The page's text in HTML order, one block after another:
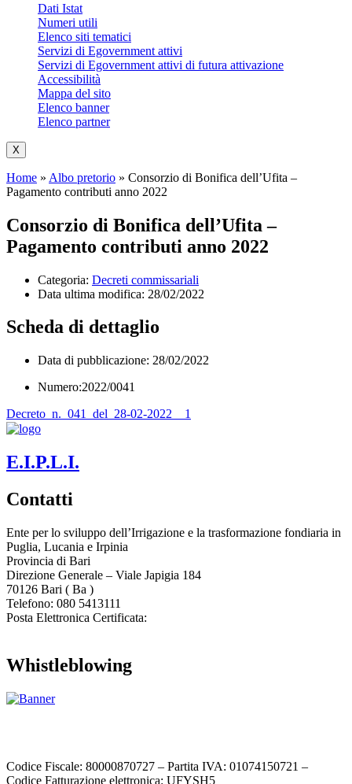
Dati Istat
Numeri utili
Elenco siti tematici
Servizi di Egovernment attivi
Servizi di Egovernment attivi di futura attivazione
Accessibilità
Mappa del sito
Elenco banner
Elenco partner
X
Home » Albo pretorio » Consorzio di Bonifica dell’Ufita –
Pagamento contributi anno 2022
Consorzio di Bonifica dell’Ufita –
Pagamento contributi anno 2022
Categoria: Decreti commissariali
Data ultima modifica: 28/02/2022
Scheda di dettaglio
Data di pubblicazione: 28/02/2022
Numero:2022/0041
Decreto_n._041_del_28-02-2022__1
E.I.P.L.I.
Contatti
Ente per lo sviluppo dell’Irrigazione e la trasformazione fondiaria in
Puglia, Lucania e Irpinia
Provincia di Bari
Direzione Generale – Viale Japigia 184
70126 Bari ( Ba )
Telefono: 080 5413111
Posta Elettronica Certificata:
Whistleblowing
Codice Fiscale: 80000870727 – Partita IVA: 01074150721 –
Codice Fatturazione elettronica: UFYSH5